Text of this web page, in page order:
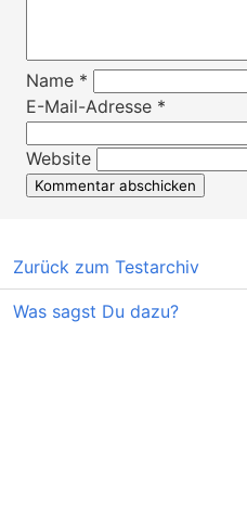
Name *
E-Mail-Adresse *
Website
Zurück zum Testarchiv
Was sagst Du dazu?